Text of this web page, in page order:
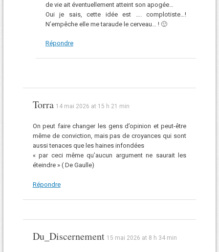
de vie ait éventuellement atteint son apogée…
Oui je sais, cette idée est …. complotiste…!
N’empêche elle me taraude le cerveau… ! 🙂
Répondre
Torra 14 mai 2026 at 15 h 21 min
On peut faire changer les gens d’opinion et peut-être
même de conviction, mais pas de croyances qui sont
aussi tenaces que les haines infondées
« par ceci même qu’aucun argument ne saurait les
éteindre » ( De Gaulle)
Répondre
Du_Discernement 15 mai 2026 at 8 h 34 min